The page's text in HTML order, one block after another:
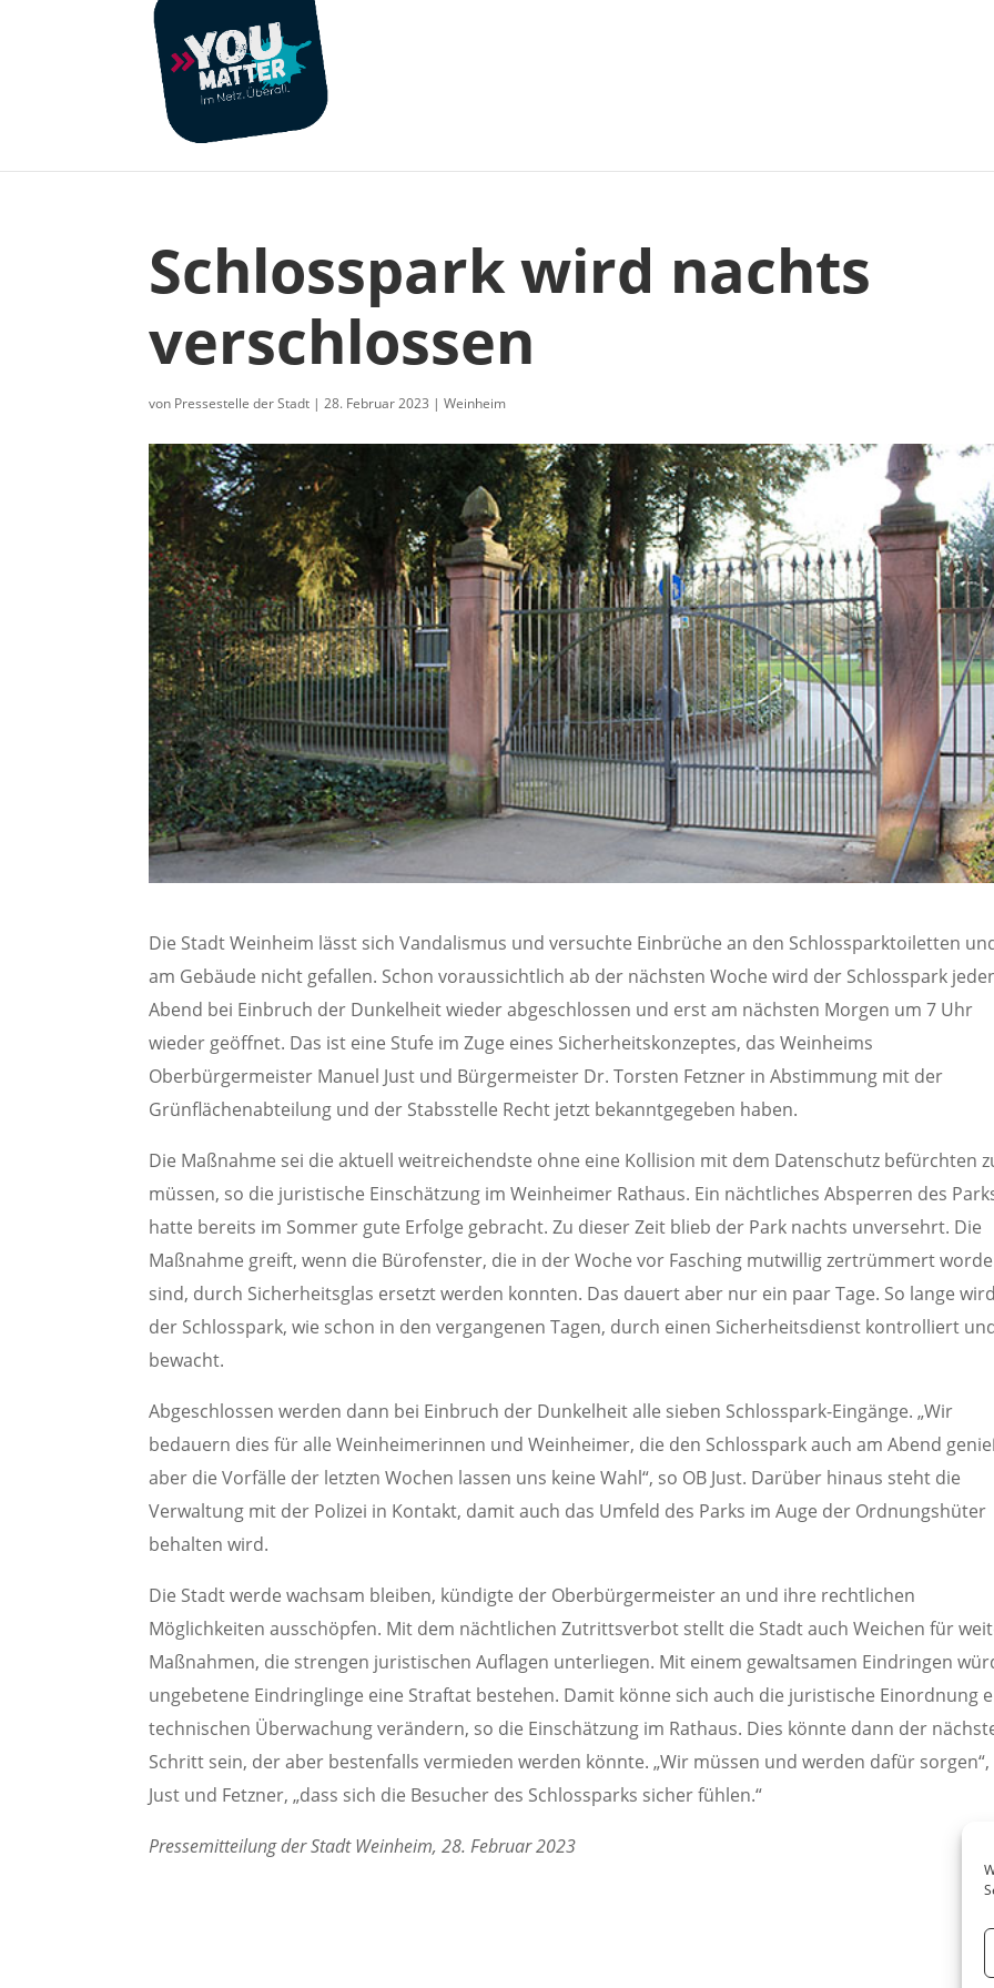
Schlosspark wird nachts
verschlossen
von Pressestelle der Stadt |28. Februar 2023 |Weinheim
Die Stadt Weinheim lässt sich Vandalismus und versuchte Einbrüche an den Schlossparktoiletten
am Gebäude nicht gefallen. Schon voraussichtlich ab der nächsten Woche wird der Schlosspark
Abend bei Einbruch der Dunkelheit wieder abgeschlossen und erst am nächsten Morgen um 7 Uhr
wieder geöffnet. Das ist eine Stufe im Zuge eines Sicherheitskonzeptes, das Weinheims
Oberbürgermeister Manuel Just und Bürgermeister Dr. Torsten Fetzner in Abstimmung mit der
Grünflächenabteilung und der Stabsstelle Recht jetzt bekanntgegeben haben.
Die Maßnahme sei die aktuell weitreichendste ohne eine Kollision mit dem Datenschutz befürchten
müssen, so die juristische Einschätzung im Weinheimer Rathaus. Ein nächtliches Absperren des
hatte bereits im Sommer gute Erfolge gebracht. Zu dieser Zeit blieb der Park nachts unversehrt. Die
Maßnahme greift, wenn die Bürofenster, die in der Woche vor Fasching mutwillig zertrümmert
sind, durch Sicherheitsglas ersetzt werden konnten. Das dauert aber nur ein paar Tage. So lange
der Schlosspark, wie schon in den vergangenen Tagen, durch einen Sicherheitsdienst kontrolliert
bewacht.
Abgeschlossen werden dann bei Einbruch der Dunkelheit alle sieben Schlosspark-Eingänge. „Wir
bedauern dies für alle Weinheimerinnen und Weinheimer, die den Schlosspark auch am Abend
aber die Vorfälle der letzten Wochen lassen uns keine Wahl“, so OB Just. Darüber hinaus steht die
Verwaltung mit der Polizei in Kontakt, damit auch das Umfeld des Parks im Auge der Ordnungshüter
behalten wird.
Die Stadt werde wachsam bleiben, kündigte der Oberbürgermeister an und ihre rechtlichen
Möglichkeiten ausschöpfen. Mit dem nächtlichen Zutrittsverbot stellt die Stadt auch Weichen für
Maßnahmen, die strengen juristischen Auflagen unterliegen. Mit einem gewaltsamen Eindringen
ungebetene Eindringlinge eine Straftat bestehen. Damit könne sich auch die juristische Einordnung
technischen Überwachung verändern, so die Einschätzung im Rathaus. Dies könnte dann der
Schritt sein, der aber bestenfalls vermieden werden könnte. „Wir müssen und werden dafür sorgen“,
Just und Fetzner, „dass sich die Besucher des Schlossparks sicher fühlen.“
Pressemitteilung der Stadt Weinheim, 28. Februar 2023